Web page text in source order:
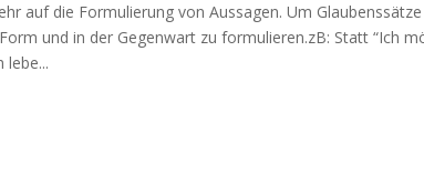
auf die Formulierung von Aussagen. Um
und in der Gegenwart zu formulieren.zB: Statt “Ich
lebe...